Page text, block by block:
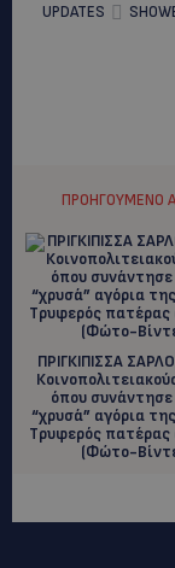
UPDATES
ΠΡΟΗΓΟΎΜΕΝΟ
ΠΡΙΓΚΙΠΙΣΣΑ
όπου συνάντησε
“χρυσά” αγόρια
Tρυφερός πατέρας
(Φώτο-